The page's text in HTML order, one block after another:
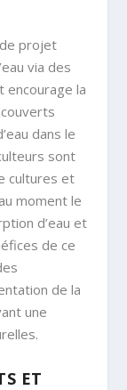
projet
via des
encourage la
dans le
sont
cultures et
moment le
d’eau et
de ce
de la
une
ET